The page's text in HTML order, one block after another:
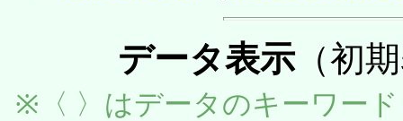
データ表示（初
※〈 〉はデータのキーワー